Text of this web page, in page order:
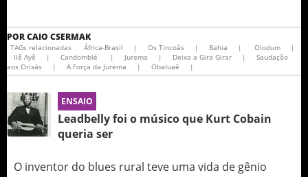
PORCAIO CSERMAK
TAGs relacionadas África-Brasil | Os Tincoãs | Bahia | Olodum
|
Ilê Ayê
| Candomblé | Jurema | Deixa a Gira Girar |
Saudação
aos Orixás
| A Força da Jurema | Obaluaê |
ENSAIO
Leadbelly foi o músico que Kurt Cobain
queria ser
O inventor do blues rural teve uma vida de gênio